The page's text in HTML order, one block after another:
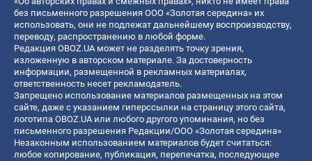
без письменного разрешения ООО «Золотая середина» их
использовать, они не подлежат дальнейшему воспроизводству,
переводу, распространению в любой форме.
Редакция OBOZ.UA может не разделять точку зрения,
изложенную в авторском материале. За достоверность
информации, размещенной в рекламных материалах,
ответственность несет рекламодатель.
Запрещено использование материалов размещенных на этом
сайте, даже с указанием гиперссылки на страницу этого сайта,
логотипа OBOZ.UA или любого другого упоминания, но без
письменного разрешения Редакции/ООО «Золотая середина»
Незаконным использованием материалов будет считаться:
любое копирование, публикация, перепечатка, последующее